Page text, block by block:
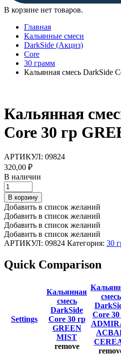
В корзине нет товаров.
Главная
Кальянные смеси
DarkSide (Акциз)
Core
30 грамм
Кальянная смесь DarkSide
Кальянная
Core 30 гр
АРТИКУЛ: 09824
320,00 ₽
В наличии
Кальянная
смесь
DarkSide
Core
30
гр
GREEN
MIST
количество
В корзину
Добавить в список желаний
Добавить в список желаний
Добавить в список желаний
Добавить в список желаний
АРТИКУЛ: 09824 Категория: 30
Quick Comparison
Settings
Кальянная
смесь
DarkSide
Core 30 гр
GREEN
MIST
remove
смесь
Core 30